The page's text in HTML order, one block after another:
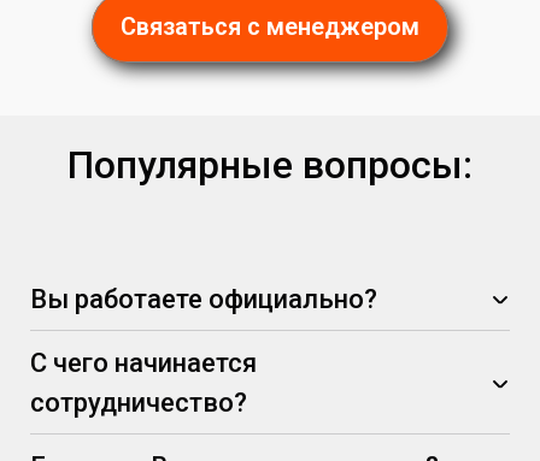
Связаться с менеджером
Популярные вопросы:
Вы работаете официально?
С чего начинается
сотрудничество?